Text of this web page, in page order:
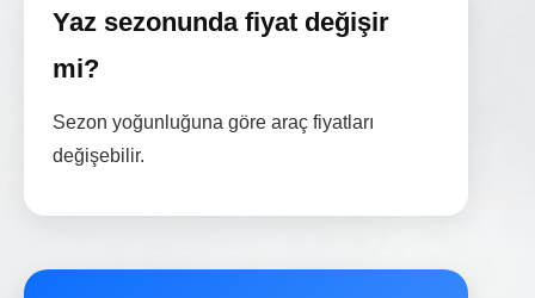
Yaz sezonunda fiyat değişir
mi?
Sezon yoğunluğuna göre araç fiyatları
değişebilir.